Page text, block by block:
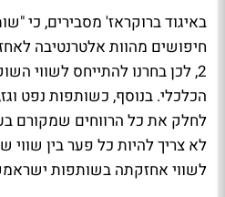
באיגוד ברוקראז' מסבירים, כי
חיפושים מהוות אלטרנטיבה
2, לכן בחרנו להתייחס לשווי
לחלק את כל הרווחים שמקורם
לא צריך להיות כל פער בין שווי
לשווי אחזקתה בשותפות ישראמקו